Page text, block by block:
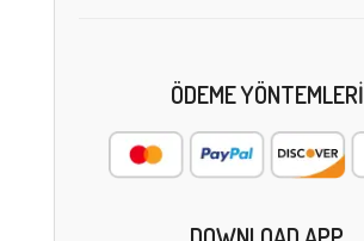
ÖDEME YÖNTEMLERI